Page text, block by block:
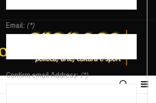
Email: (*)
Confirm email Address:(*)